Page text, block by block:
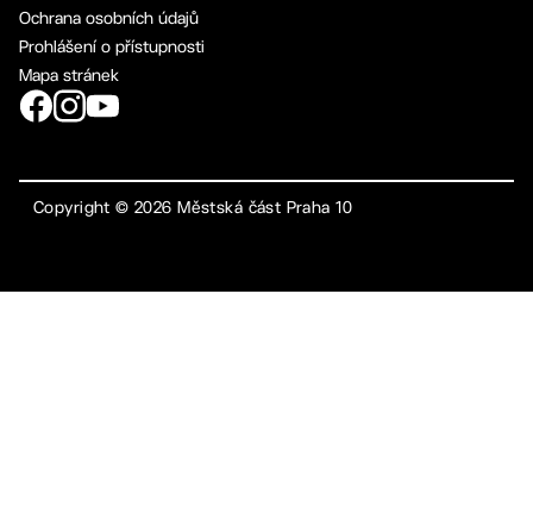
Ochrana osobních údajů
Prohlášení o přístupnosti
Mapa stránek
Copyright ©2026 Městská část Praha 10